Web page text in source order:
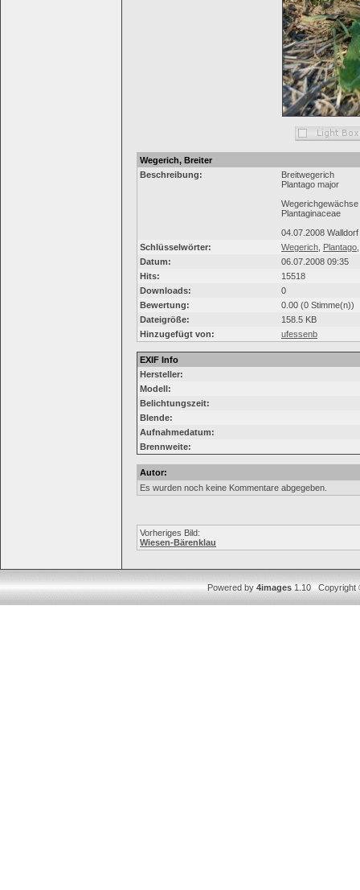
Wegerich, Breiter
Beschreibung:
Breitwegerich
Plantago major
Wegerichgewächse
Plantaginaceae
04.07.2008 Walldorf
Schlüsselwörter:
Wegerich Plantago
Datum:
06.07.2008 09:35
Hits:
15518
Downloads:
0
Bewertung:
0.00 (0 Stimme(n))
Dateigröße:
158.5 KB
Hinzugefügt von:
ufessenb
EXIF Info
Hersteller:
Modell:
Belichtungszeit:
Blende:
Aufnahmedatum:
Brennweite:
Autor:
Es wurden noch keine Kommentare abgegeben.
Vorheriges Bild:
Wiesen-Bärenklau
Powered by4images1.10 Copyright